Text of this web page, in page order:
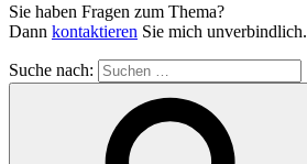
Sie haben Fragen zum Thema?
Dann kontaktieren Sie mich unverbindlich.
Suche nach: